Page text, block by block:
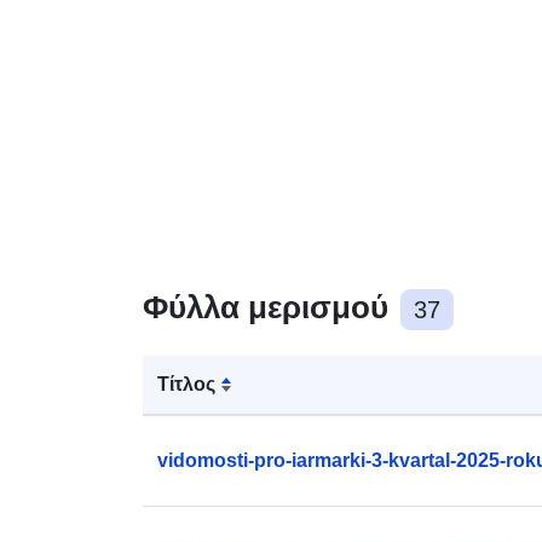
Φύλλα μερισμού 37
Τίτλος
vidomosti-pro-iarmarki-3-kvartal-2025-